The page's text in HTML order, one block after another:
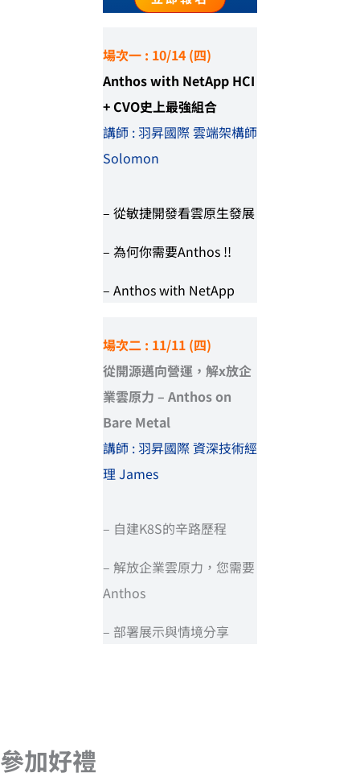
場次一 : 10/14 (四)
Anthos with NetApp HCI
+ CVO史上最強組合
講師 : 羽昇國際 雲端架構師
Solomon
– 從敏捷開發看雲原生發展
– 為何你需要Anthos !!
– Anthos with NetApp
場次二 : 11/11 (四)
從開源邁向營運，解x放企
業雲原力 – Anthos on
Bare Metal
講師 : 羽昇國際 資深技術經
理 James
– 自建K8S的辛路歷程
– 解放企業雲原力，您需要
Anthos
– 部署展示與情境分享
參加好禮